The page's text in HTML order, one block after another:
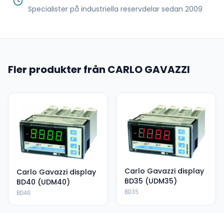
Specialister på industriella reservdelar sedan 2009
Fler produkter från CARLO GAVAZZI
Carlo Gavazzi display
BD40 (UDM40)
BD40
Carlo Gavazzi display
BD35 (UDM35)
BD35